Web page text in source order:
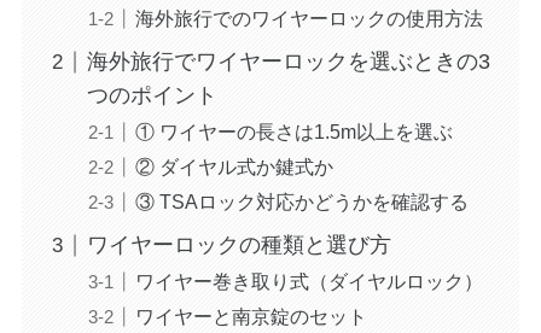
海外旅行でのワイヤーロックの使用方法
海外旅行でワイヤーロックを選ぶときの3
つのポイント
① ワイヤーの長さは1.5m以上を選ぶ
② ダイヤル式か鍵式か
③ TSAロック対応かどうかを確認する
ワイヤーロックの種類と選び方
ワイヤー巻き取り式（ダイヤルロック）
ワイヤーと南京錠のセット